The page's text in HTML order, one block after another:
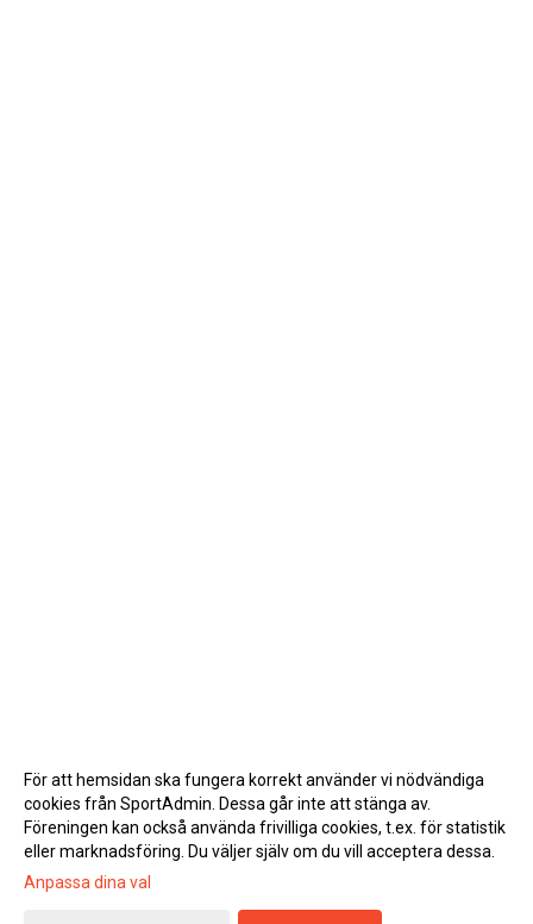
Gå till Webbversion
För att hemsidan ska fungera korrekt använder vi nödvändiga
cookies från SportAdmin. Dessa går inte att stänga av.
Föreningen kan också använda frivilliga cookies, t.ex. för statistik
eller marknadsföring. Du väljer själv om du vill acceptera dessa.
Anpassa dina val